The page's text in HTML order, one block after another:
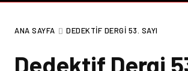
ANA SAYFA DEDEKTIF DERGI 53. SAYI
Dedektif Dergi